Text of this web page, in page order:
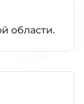
области.